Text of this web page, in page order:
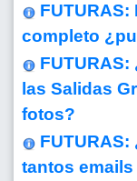
completo
las Salidas
fotos?
tantos